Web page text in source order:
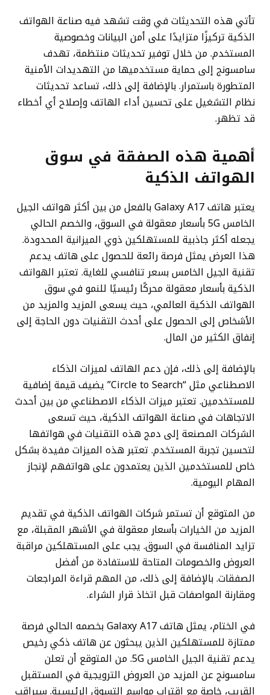
تأتي هذه التحديثات في وقت تشهد فيه صناعة الهواتف
الذكية تركيزًا متزايدًا على أمن البيانات وخصوصية
المستخدم. من خلال توفير تحديثات منتظمة، تهدف
سامسونج إلى حماية مستخدميها من التهديدات الأمنية
المتطورة باستمرار. بالإضافة إلى ذلك، تساعد تحديثات
نظام التشغيل على تحسين أداء الهاتف وإصلاح أي أخطاء
قد تظهر.
أهمية هذه الصفقة في سوق
الهواتف الذكية
يعتبر هاتف Galaxy A17 بالفعل من بين أكثر هواتف الجيل
الخامس 5G بأسعار معقولة في السوق، والخصم الحالي
يجعله أكثر جاذبية للمستهلكين ذوي الميزانية المحدودة.
هذا العرض يمثل فرصة رائعة للحصول على هاتف يدعم
تقنية الجيل الخامس بسعر تنافسي للغاية. تعتبر الهواتف
الذكية بأسعار معقولة محركًا رئيسيًا للنمو في سوق
الهواتف الذكية العالمي، حيث يسعى المزيد والمزيد من
الأشخاص إلى الحصول على أحدث التقنيات دون الحاجة إلى
إنفاق الكثير من المال.
بالإضافة إلى ذلك، فإن دعم الهاتف لميزات الذكاء
الاصطناعي مثل “Circle to Search” يضيف قيمة إضافية
للمستخدمين. تعتبر ميزات الذكاء الاصطناعي من بين أحدث
الاتجاهات في صناعة الهواتف الذكية، حيث تسعى
الشركات المصنعة إلى دمج هذه التقنيات في هواتفها
لتحسين تجربة المستخدم. تعتبر هذه الميزات مفيدة بشكل
خاص للمستخدمين الذين يعتمدون على هواتفهم لإنجاز
المهام اليومية.
من المتوقع أن تستمر شركات الهواتف الذكية في تقديم
المزيد من الخيارات بأسعار معقولة في الأشهر المقبلة، مع
تزايد المنافسة في السوق. يجب على المستهلكين مراقبة
العروض والخصومات المتاحة للاستفادة من أفضل
الصفقات. بالإضافة إلى ذلك، من المهم قراءة المراجعات
ومقارنة المواصفات قبل اتخاذ قرار الشراء.
في الختام، يمثل هاتف Galaxy A17 بخصمه الحالي فرصة
ممتازة للمستهلكين الذين يبحثون عن هاتف ذكيرخيص
يدعم تقنية الجيل الخامس 5G. من المتوقع أن تعلن
سامسونج عن المزيد من العروض الترويجية في المستقبل
القريب، خاصة مع اقتراب مواسم التسوق الرئيسية. سيراقب